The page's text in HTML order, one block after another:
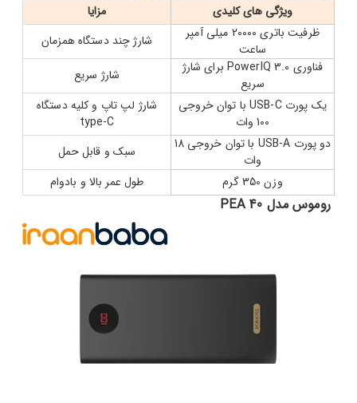
ویژگی های کلیدی
مزایا
ظرفیت باتری 20000 میلی آمپر
ساعت
شارژ چند دستگاه همزمان
فناوری PowerIQ 3.0 برای شارژ
سریع
شارژ سریع
یک پورت USB-C با توان خروجی
100 وات
شارژ لپ تاپ و کلیه دستگاه
type-C
دو پورت USB-A با توان خروجی 18
وات
سبک و قابل حمل
وزن 350 گرم
طول عمر بالا و بادوام
روموس مدل PEA 40